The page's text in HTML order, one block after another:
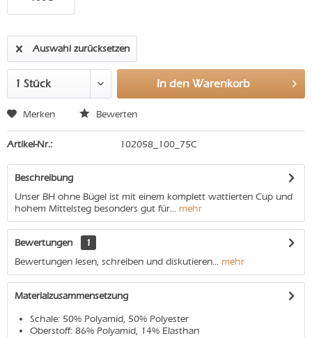
Auswahl zurücksetzen
In den Warenkorb
Merken Bewerten
Artikel-Nr.: 102058_100_75C
Beschreibung
Unser BH ohne Bügel ist mit einem komplett wattierten Cup und
hohem Mittelsteg besonders gut für... mehr
Bewertungen
1
Bewertungen lesen, schreiben und diskutieren... mehr
Materialzusammensetzung
Schale: 50% Polyamid, 50% Polyester
Oberstoff: 86% Polyamid, 14% Elasthan